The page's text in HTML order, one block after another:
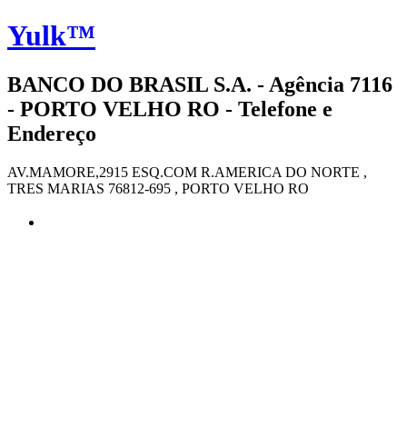
Yulk™
BANCO DO BRASIL S.A. - Agência 7116
- PORTO VELHO RO - Telefone e
Endereço
AV.MAMORE,2915 ESQ.COM R.AMERICA DO NORTE ,
TRES MARIAS 76812-695 , PORTO VELHO RO